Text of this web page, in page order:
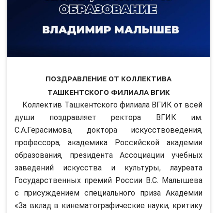
Поздравление от коллектива
Ташкентского филиала ВГИК
Коллектив Ташкентского филиала ВГИК от всей
души поздравляет ректора ВГИК им.
С.А.Герасимова, доктора искусствоведения,
профессора, академика Российской академии
образования, президента Ассоциации учебных
заведений искусства и культуры, лауреата
Государственных премий России В.С. Малышева
с присуждением специального приза Академии
«За вклад в кинематографические науки, критику